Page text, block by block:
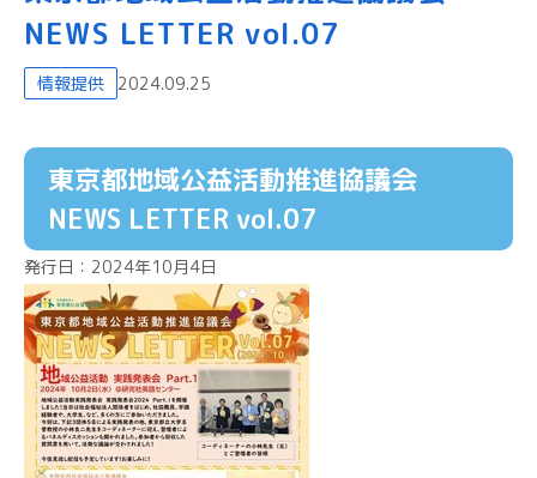
NEWS LETTER vol.07
情報提供 2024.09.25
東京都地域公益活動推進協議会
NEWS LETTER vol.07
発行日：2024年10月4日